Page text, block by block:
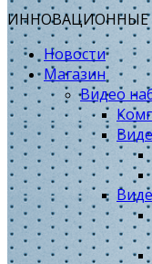
ИННОВАЦИОННЫЕ
Новости
Магазин
Видео